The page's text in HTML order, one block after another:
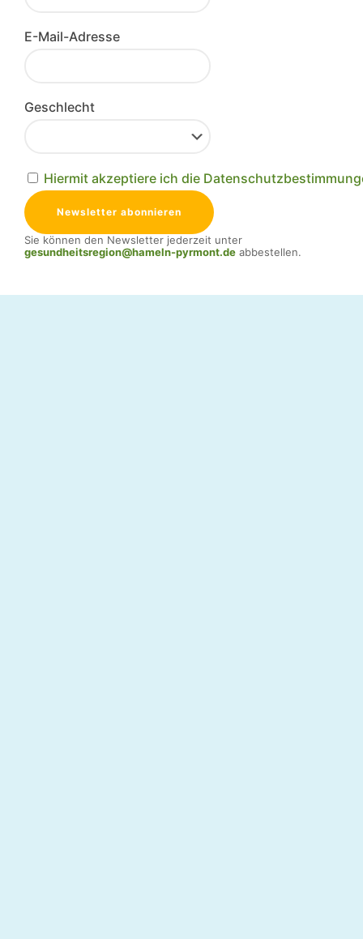
E-Mail-Adresse
Geschlecht
Hiermit akzeptiere ich die
Sie können den Newsletter jederzeit unter
gesundheitsregion@hameln-pyrmont.de abbestellen.